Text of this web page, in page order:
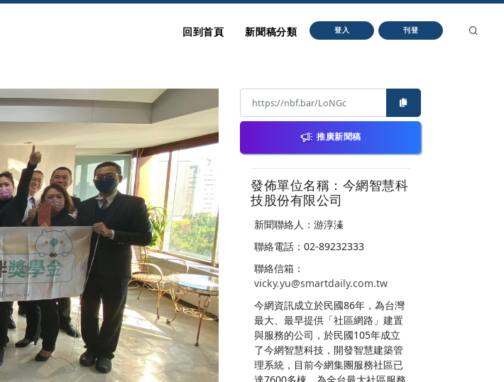
回到首頁 新聞稿分類 登入 刊登
推廣新聞稿
發佈單位名稱：今網智慧科
技股份有限公司
新聞聯絡人：游淳溱
聯絡電話：02-89232333
聯絡信箱：
vicky.yu@smartdaily.com.tw
今網資訊成立於民國86年，為台灣
最大、最早提供「社區網路」建置
與服務的公司，於民國105年成立
了今網智慧科技，開發智慧建築管
理系統，目前今網集團服務社區已